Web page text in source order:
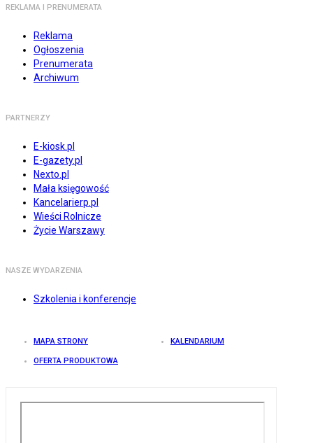
REKLAMA I PRENUMERATA
Reklama
Ogłoszenia
Prenumerata
Archiwum
PARTNERZY
E-kiosk.pl
E-gazety.pl
Nexto.pl
Mała księgowość
Kancelarierp.pl
Wieści Rolnicze
Życie Warszawy
NASZE WYDARZENIA
Szkolenia i konferencje
MAPA STRONY KALENDARIUM
OFERTA PRODUKTOWA